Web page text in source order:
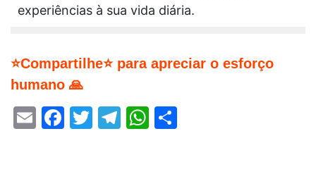
experiências à sua vida diária.
⭐Compartilhe⭐ para apreciar o esforço
humano 🙏
EmailFacebook
Twitter
Telegram
WhatsApp